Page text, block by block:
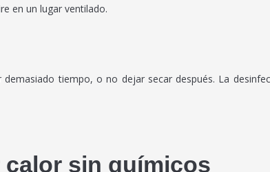
en un lugar ventilado.
tiempo, o no dejar secar después. La
sin químicos